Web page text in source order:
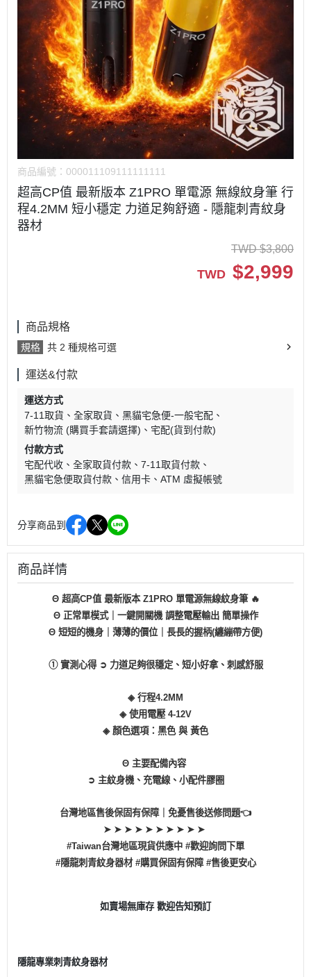
商品編號： 000011109111111111
超高CP值 最新版本 Z1PRO 單電源 無線紋身筆 行
程4.2MM 短小穩定 力道足夠舒適 - 隱龍刺青紋身
器材
TWD $3,800
TWD $2,999
商品規格
規格 共 2 種規格可選
運送&付款
運送方式
7-11取貨
全家取貨
黑貓宅急便-一般宅配
新竹物流 (購買手套請選擇)
宅配(貨到付款)
付款方式
宅配代收
全家取貨付款
7-11取貨付款
黑貓宅急便取貨付款
信用卡 ATM 虛擬帳號
分享商品到
商品詳情
Θ 超高CP值 最新版本 Z1PRO 單電源無線紋身筆 🔥
Θ 正常單模式｜一鍵開關機 調整電壓輸出 簡單操作
Θ 短短的機身｜薄薄的價位｜長長的握柄(纏繃帶方便)
① 實測心得 ➲ 力道足夠很穩定、短小好拿、刺感舒服
◈ 行程4.2MM
◈ 使用電壓 4-12V
◈ 顏色選項：黑色 與 黃色
Θ 主要配備內容
➲ 主紋身機、充電線、小配件膠圈
台灣地區售後保固有保障｜免憂售後送修問題👈
➤ ➤ ➤ ➤ ➤ ➤ ➤ ➤ ➤ ➤
#Taiwan台灣地區現貨供應中 #歡迎詢問下單
#隱龍刺青紋身器材 #購買保固有保障 #售後更安心
如賣場無庫存 歡迎告知預訂
隱龍專業刺青紋身器材